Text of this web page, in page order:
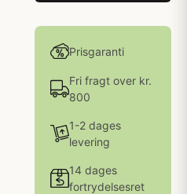
Prisgaranti
Fri fragt over kr.
800
1-2 dages
levering
14 dages
fortrydelsesret